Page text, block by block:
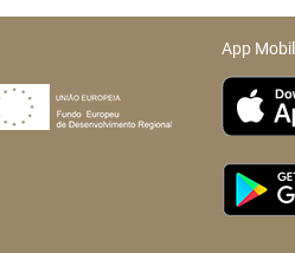
App